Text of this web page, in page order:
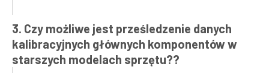
3. Czy możliwe jest prześledzenie danych
kalibracyjnych głównych komponentów w
starszych modelach sprzętu??